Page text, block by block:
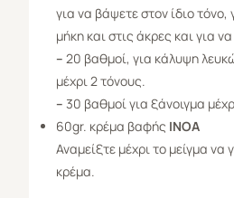
για να βάψετε στον ίδιο
μήκη και στις άκρες και για
– 20 βαθμοί, για κάλυψη
μέχρι 2 τόνους.
– 30 βαθμοί για ξάνοιγμα
60gr. κρέμα βαφής ΙΝΟΑ
Αναμείξτε μέχρι το μείγμα να
κρέμα.